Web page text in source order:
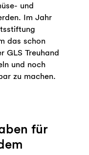
und
Im Jahr
das schon
GLS Treuhand
und noch
zu machen.
für